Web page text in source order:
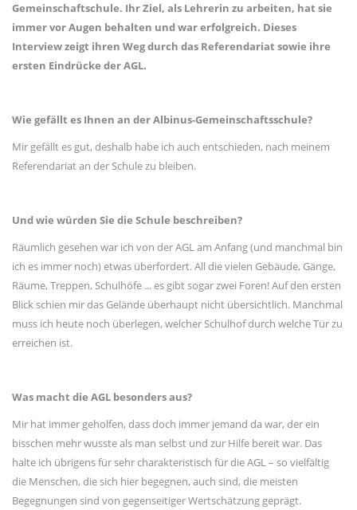
Gemeinschaftschule. Ihr Ziel, als Lehrerin zu arbeiten, hat sie
immer vor Augen behalten und war erfolgreich. Dieses
Interview zeigt ihren Weg durch das Referendariat sowie ihre
ersten Eindrücke der AGL.
Wie gefällt es Ihnen an der Albinus-Gemeinschaftsschule?
Mir gefällt es gut, deshalb habe ich auch entschieden, nach meinem
Referendariat an der Schule zu bleiben.
Und wie würden Sie die Schule beschreiben?
Räumlich gesehen war ich von der AGL am Anfang (und manchmal bin
ich es immer noch) etwas überfordert. All die vielen Gebäude, Gänge,
Räume, Treppen, Schulhöfe ... es gibt sogar zwei Foren! Auf den ersten
Blick schien mir das Gelände überhaupt nicht übersichtlich. Manchmal
muss ich heute noch überlegen, welcher Schulhof durch welche Tür zu
erreichen ist.
Was macht die AGL besonders aus?
Mir hat immer geholfen, dass doch immer jemand da war, der ein
bisschen mehr wusste als man selbst und zur Hilfe bereit war. Das
halte ich übrigens für sehr charakteristisch für die AGL – so vielfältig
die Menschen, die sich hier begegnen, auch sind, die meisten
Begegnungen sind von gegenseitiger Wertschätzung geprägt.